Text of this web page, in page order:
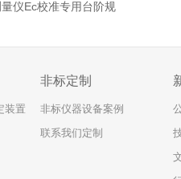
仪Ec校准专用台阶规
装置
非标定制
非标仪器设备案例
联系我们定制